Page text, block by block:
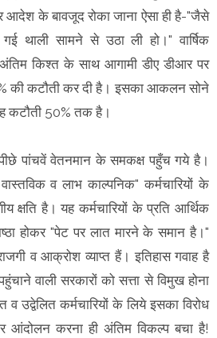
आदेश के बावजूद रोका जाना ऐसा ही है-"जैसे
थाली सामने से उठा ली हो।" वार्षिक
अंतिम किश्त के साथ आगामी डीए डीआर पर
की कटौती कर दी है। इसका आकलन सोने
कटौती 50% तक है।
पांचवें वेतनमान के समकक्ष पहुँच गये है।
व लाभ काल्पनिक" कर्मचारियों के
क्षति है। यह कर्मचारियों के प्रति आर्थिक
होकर "पेट पर लात मारने के समान है।"
व आक्रोश व्याप्त हैं। इतिहास गवाह है
वाली सरकारों को सत्ता से विमुख होना
उद्वेलित कर्मचारियों के लिये इसका विरोध
करना ही अंतिम विकल्प बचा है!